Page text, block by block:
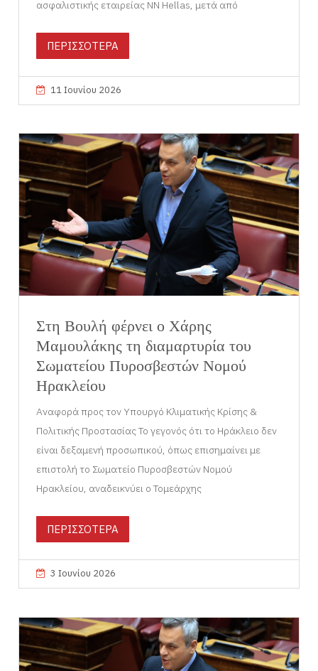
ασφαλιστικής εταιρείας ΝΝ Hellas, μετά από
ΠΕΡΙΣΣΟΤΕΡΑ
11 Ιουνίου 2026
Στη Βουλή φέρνει ο Χάρης
Μαμουλάκης τη διαμαρτυρία του
Σωματείου Πυροσβεστών Νομού
Ηρακλείου
Αναφορά προς τον Υπουργό Κλιματικής Κρίσης &
Πολιτικής Προστασίας Το γεγονός ότι το Ηράκλειο δεν
είναι δεξαμενή προσωπικού, όπως επισημαίνει με
επιστολή το Σωματείο Πυροσβεστών Νομού
Ηρακλείου, αναδεικνύει ο Τομεάρχης
ΠΕΡΙΣΣΟΤΕΡΑ
3 Ιουνίου 2026